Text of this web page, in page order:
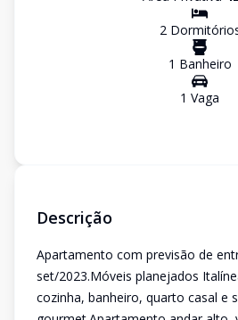
2Dormitório
1 Banheiro
1 Vaga
Descrição
Apartamento com previsão de
set/2023.Móveis planejados
cozinha, banheiro, quarto casal e